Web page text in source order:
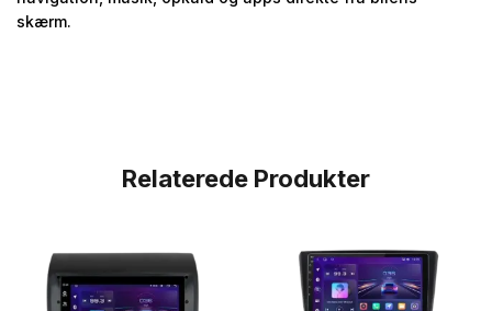
skærm.
Relaterede Produkter